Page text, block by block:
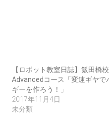
【ロボット教室日誌】飯田橋校
Advancedコース「変速ギヤで
ギーを作ろう！」
2017年11月4日
未分類